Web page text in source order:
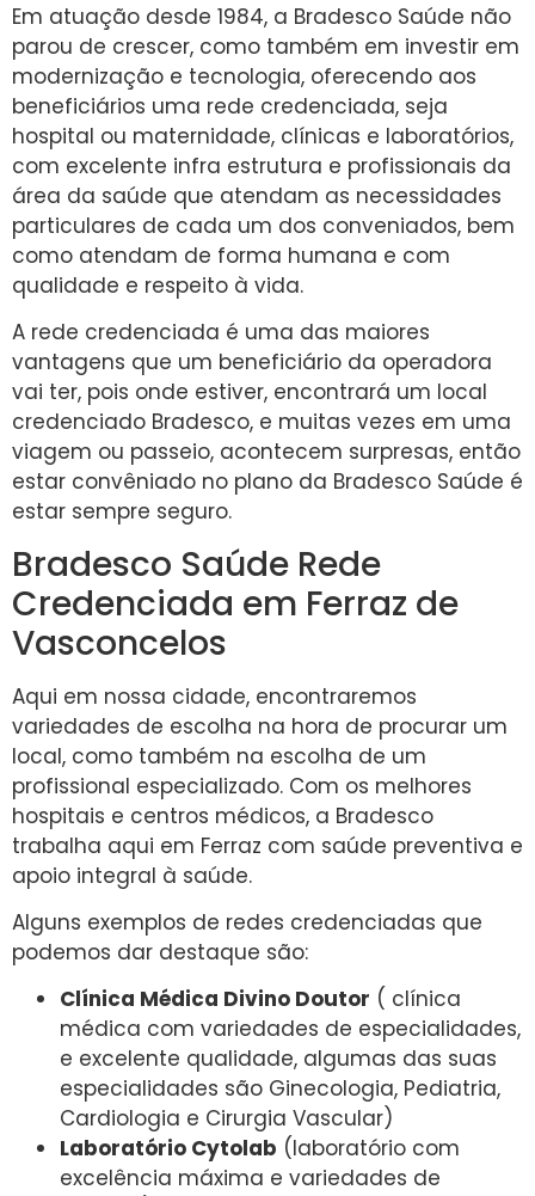
Em atuação desde 1984, a Bradesco Saúde não
parou de crescer, como também em investir em
modernização e tecnologia, oferecendo aos
beneficiários uma rede credenciada, seja
hospital ou maternidade, clínicas e laboratórios,
com excelente infra estrutura e profissionais da
área da saúde que atendam as necessidades
particulares de cada um dos conveniados, bem
como atendam de forma humana e com
qualidade e respeito à vida.
A rede credenciada é uma das maiores
vantagens que um beneficiário da operadora
vai ter, pois onde estiver, encontrará um local
credenciado Bradesco, e muitas vezes em uma
viagem ou passeio, acontecem surpresas, então
estar convêniado no plano da Bradesco Saúde é
estar sempre seguro.
Bradesco Saúde Rede
Credenciada em Ferraz de
Vasconcelos
Aqui em nossa cidade, encontraremos
variedades de escolha na hora de procurar um
local, como também na escolha de um
profissional especializado. Com os melhores
hospitais e centros médicos, a Bradesco
trabalha aqui em Ferraz com saúde preventiva e
apoio integral à saúde.
Alguns exemplos de redes credenciadas que
podemos dar destaque são:
Clínica Médica Divino Doutor ( clínica
médica com variedades de especialidades,
e excelente qualidade, algumas das suas
especialidades são Ginecologia, Pediatria,
Cardiologia e Cirurgia Vascular)
Laboratório Cytolab (laboratório com
excelência máxima e variedades de